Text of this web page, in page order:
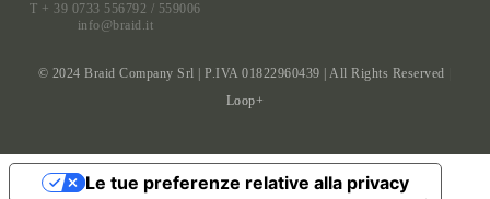
T + 39 0733 556792 / 559006
info@braid.it
© 2024 Braid Company Srl | P.IVA 01822960439 | All Rights Reserved
Loop+
Le tue preferenze relative alla privacy